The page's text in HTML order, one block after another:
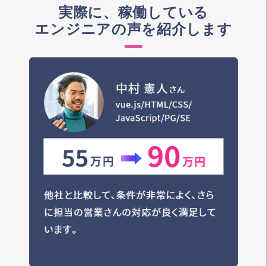
実際に、稼働している
エンジニアの声を紹介します